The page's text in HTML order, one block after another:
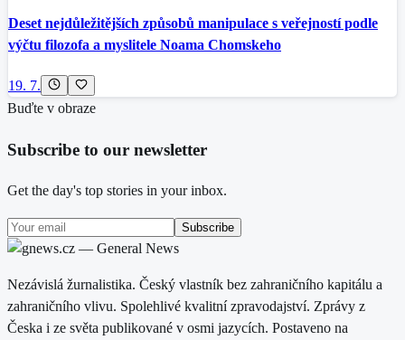
Deset nejdůležitějších způsobů manipulace s veřejností podle
výčtu filozofa a myslitele Noama Chomskeho
19. 7.
Buďte v obraze
Subscribe to our newsletter
Get the day's top stories in your inbox.
Subscribe
Nezávislá žurnalistika. Český vlastník bez zahraničního kapitálu a
zahraničního vlivu. Spolehlivé kvalitní zpravodajství. Zprávy z
Česka i ze světa publikované v osmi jazycích. Postaveno na